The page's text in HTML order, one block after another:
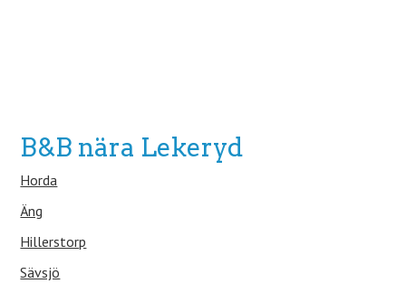
B&B nära Lekeryd
Horda
Äng
Hillerstorp
Sävsjö